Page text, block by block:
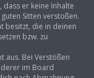
dass er keine Inhalte
Sitten verstoßen.
besitzt, die in deinen
bzw. zu
aus. Bei Verstößen
im Board